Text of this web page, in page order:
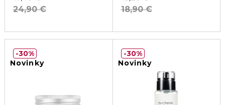
24,90 €
18,90 €
Novinky
30%
Novinky
30%